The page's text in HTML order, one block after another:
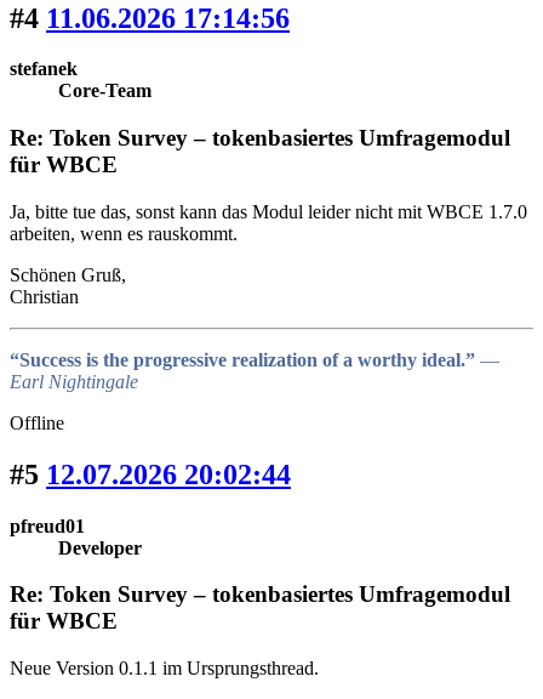
#4 11.06.2026 17:14:56
stefanek
Core-Team
Re: Token Survey – tokenbasiertes Umfragemodul
für WBCE
Ja, bitte tue das, sonst kann das Modul leider nicht mit WBCE 1.7.0
arbeiten, wenn es rauskommt.
Schönen Gruß,
Christian
“Success is the progressive realization of a worthy ideal.” ―
Earl Nightingale
Offline
#5 12.07.2026 20:02:44
pfreud01
Developer
Re: Token Survey – tokenbasiertes Umfragemodul
für WBCE
Neue Version 0.1.1 im Ursprungsthread.